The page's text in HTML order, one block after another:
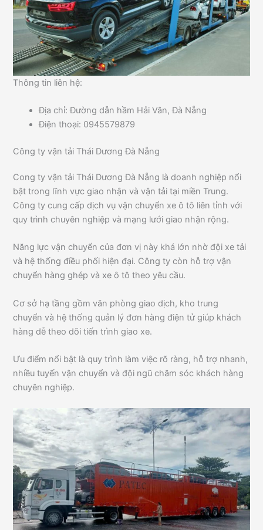
Thông tin liên hệ:
Địa chỉ: Đường dẫn hầm Hải Vân, Đà Nẵng
Điện thoại: 0945579879
Công ty vận tải Thái Dương Đà Nẵng
Cong ty vận tải Thái Dương Đà Nẵng là doanh nghiệp nổi
bật trong lĩnh vực giao nhận và vận tải tại miền Trung.
Công ty cung cấp dịch vụ vận chuyển xe ô tô liên tỉnh với
quy trình chuyên nghiệp và mạng lưới giao nhận rộng.
Năng lực vận chuyển của đơn vị này khá lớn nhờ đội xe tải
và hệ thống điều phối hiện đại. Công ty còn hỗ trợ vận
chuyển hàng ghép và xe ô tô theo yêu cầu.
Cơ sở hạ tầng gồm văn phòng giao dịch, kho trung
chuyển và hệ thống quản lý đơn hàng điện tử giúp khách
hàng dễ theo dõi tiến trình giao xe.
Ưu điểm nổi bật là quy trình làm việc rõ ràng, hỗ trợ nhanh,
nhiều tuyến vận chuyển và đội ngũ chăm sóc khách hàng
chuyên nghiệp.